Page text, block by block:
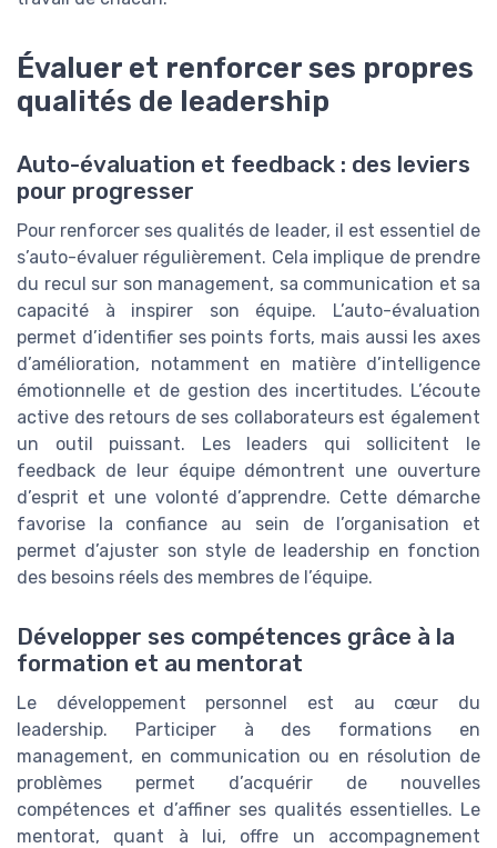
Évaluer et renforcer ses propres
qualités de leadership
Auto-évaluation et feedback : des leviers
pour progresser
Pour renforcer ses qualités de leader, il est essentiel de
s’auto-évaluer régulièrement. Cela implique de prendre
du recul sur son management, sa communication et sa
capacité à inspirer son équipe. L’auto-évaluation
permet d’identifier ses points forts, mais aussi les axes
d’amélioration, notamment en matière d’intelligence
émotionnelle et de gestion des incertitudes. L’écoute
active des retours de ses collaborateurs est également
un outil puissant. Les leaders qui sollicitent le
feedback de leur équipe démontrent une ouverture
d’esprit et une volonté d’apprendre. Cette démarche
favorise la confiance au sein de l’organisation et
permet d’ajuster son style de leadership en fonction
des besoins réels des membres de l’équipe.
Développer ses compétences grâce à la
formation et au mentorat
Le développement personnel est au cœur du
leadership. Participer à des formations en
management, en communication ou en résolution de
problèmes permet d’acquérir de nouvelles
compétences et d’affiner ses qualités essentielles. Le
mentorat, quant à lui, offre un accompagnement